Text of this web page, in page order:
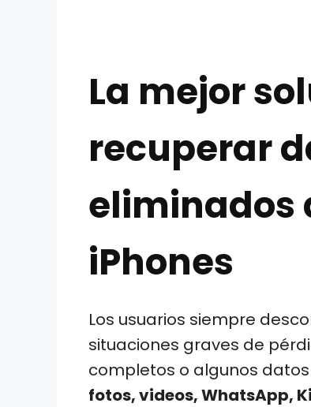
La mejor
recuperar
eliminados
iPhones
Los usuarios siempre
situaciones graves de
completos o algunos
fotos, videos, WhatsApp,